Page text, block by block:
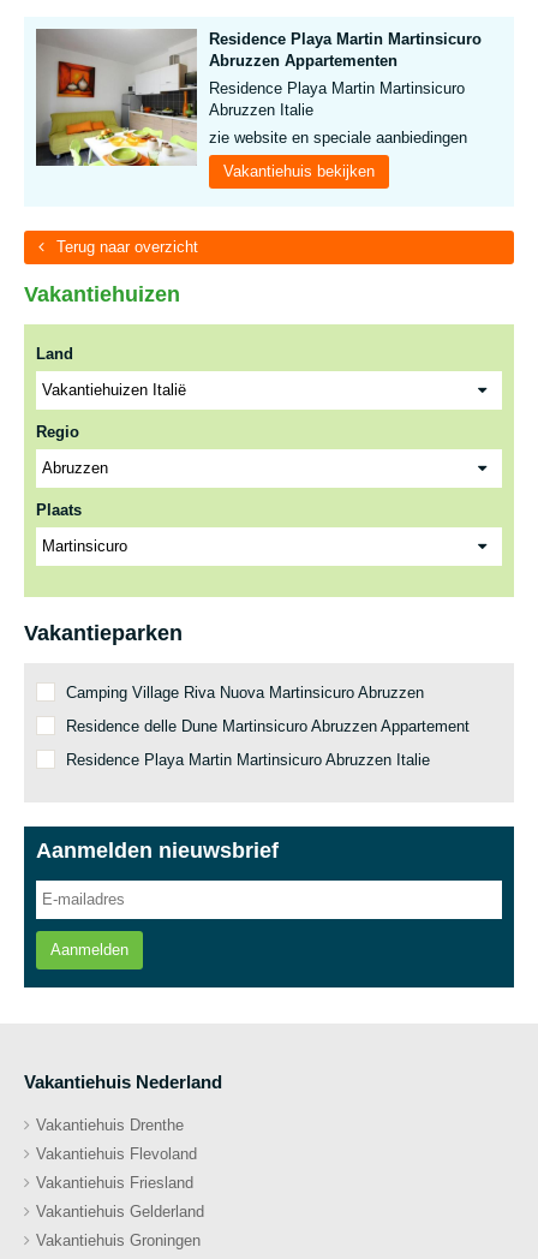
Residence Playa Martin Martinsicuro
Abruzzen Appartementen
Residence Playa Martin Martinsicuro
Abruzzen Italie
zie website en speciale aanbiedingen
Vakantiehuis bekijken
Terug naar overzicht
Vakantiehuizen
Land
Regio
Plaats
Vakantieparken
Camping Village Riva Nuova Martinsicuro Abruzzen
Residence delle Dune Martinsicuro Abruzzen Appartement
Residence Playa Martin Martinsicuro Abruzzen Italie
Aanmelden nieuwsbrief
Aanmelden
Vakantiehuis Nederland
Vakantiehuis Drenthe
Vakantiehuis Flevoland
Vakantiehuis Friesland
Vakantiehuis Gelderland
Vakantiehuis Groningen